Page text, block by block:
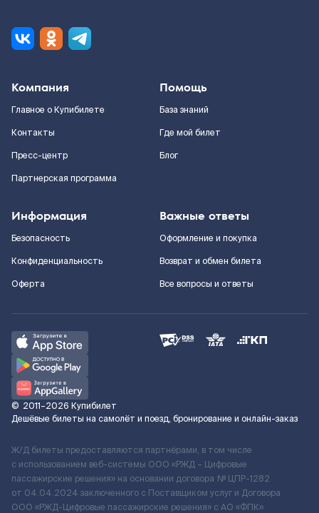
Компания
Главное о Купибилете
Контакты
Пресс-центр
Партнерская программа
Помощь
База знаний
Где мой билет
Блог
Информация
Безопасность
Конфиденциальность
Оферта
Важные ответы
Оформление и покупка
Возврат и обмен билета
Все вопросы и ответы
© 2011–2026 Купибилет
Дешёвые билеты на самолёт и поезд, бронирование и онлайн-заказ
Ж/Д билеты предоставляются партнёрами, в том числе
с использованием веб-системы ООО «РЖД – Цифровые
пассажирские решения» на основании договора № ЦПР-1282
от 04.04.2024 заключенного с Поставщиком услуг и Договора
ООО «РЖД-Цифровые пассажирские решения» c АО «ФПК»